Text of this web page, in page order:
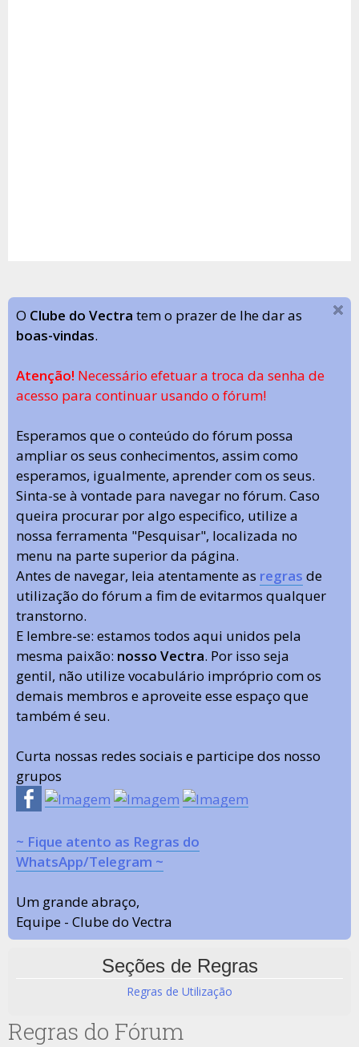
O Clube do Vectra tem o prazer de lhe dar as
boas-vindas.
Atenção! Necessário efetuar a troca da senha de
acesso para continuar usando o fórum!
Esperamos que o conteúdo do fórum possa
ampliar os seus conhecimentos, assim como
esperamos, igualmente, aprender com os seus.
Sinta-se à vontade para navegar no fórum. Caso
queira procurar por algo especifico, utilize a
nossa ferramenta "Pesquisar", localizada no
menu na parte superior da página.
Antes de navegar, leia atentamente as regras de
utilização do fórum a fim de evitarmos qualquer
transtorno.
E lembre-se: estamos todos aqui unidos pela
mesma paixão: nosso Vectra. Por isso seja
gentil, não utilize vocabulário impróprio com os
demais membros e aproveite esse espaço que
também é seu.
Curta nossas redes sociais e participe dos nosso
grupos
~ Fique atento as Regras do
WhatsApp/Telegram ~
Um grande abraço,
Equipe - Clube do Vectra
Seções de Regras
Regras de Utilização
Regras do Fórum